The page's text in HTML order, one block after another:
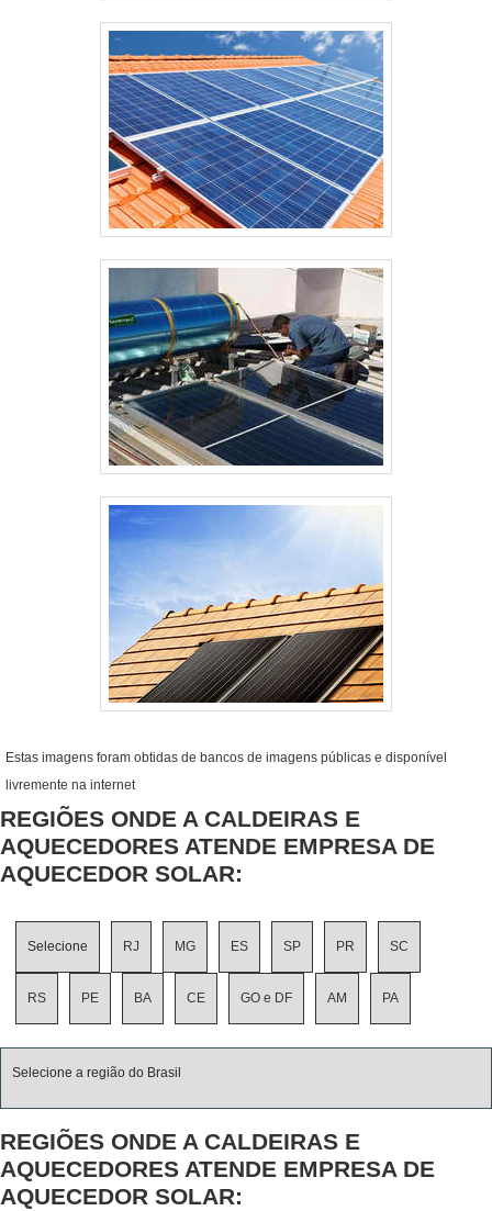
Estas imagens foram obtidas de bancos de imagens públicas e disponível
livremente na internet
REGIÕES ONDE A CALDEIRAS E
AQUECEDORES ATENDE EMPRESA DE
AQUECEDOR SOLAR:
Selecione RJ MG ES SP PR SC
RS PE BA CE GO e DF AM PA
Selecione a região do Brasil
REGIÕES ONDE A CALDEIRAS E
AQUECEDORES ATENDE EMPRESA DE
AQUECEDOR SOLAR: